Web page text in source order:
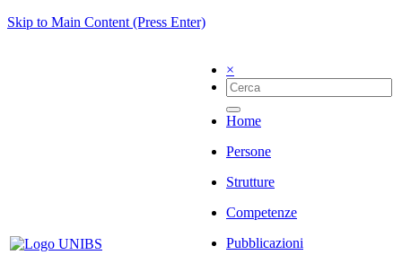
Skip to Main Content (Press Enter)
×
Home
Persone
Strutture
Competenze
Pubblicazioni